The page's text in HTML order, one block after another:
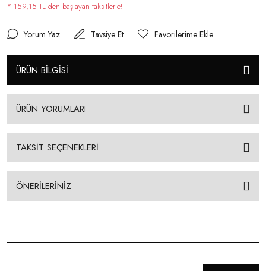
* 159,15 TL den başlayan taksitlerle!
Yorum Yaz Tavsiye Et
ÜRÜN BİLGİSİ
ÜRÜN YORUMLARI
TAKSİT SEÇENEKLERİ
ÖNERİLERİNİZ